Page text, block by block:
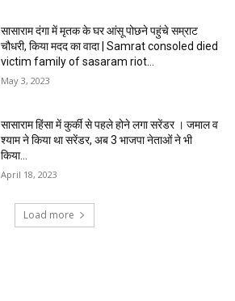
सासाराम दंगा में मृतक के घर आंसू पोछने पहुंचे सम्राट
चौधरी, किया मदद का वादा | Samrat consoled died
victim family of sasaram riot...
May 3, 2023
सासाराम हिंसा में कुर्की से पहले होने लगा सरेंडर । जमाल व
श्याम ने किया था सरेंडर, अब 3 भाजपा नेताओं ने भी
किया...
April 18, 2023
Load more